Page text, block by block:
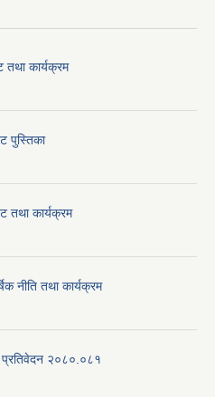
कार्यक्रम
पुस्तिका
तथा कार्यक्रम
नीति तथा कार्यक्रम
प्रतिवेदन २०८०.०८१